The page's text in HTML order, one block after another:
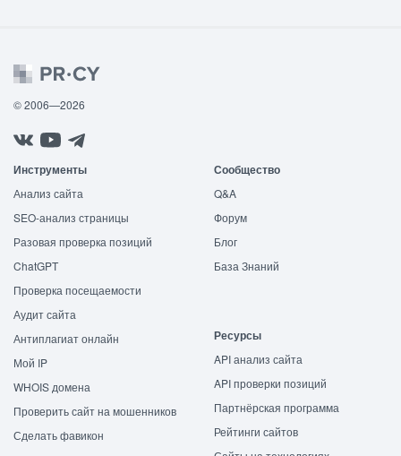
© 2006—2026
Инструменты
Анализ сайта
SEO-анализ страницы
Разовая проверка позиций
ChatGPT
Проверка посещаемости
Аудит сайта
Антиплагиат онлайн
Мой IP
WHOIS домена
Проверить сайт на мошенников
Сделать фавикон
Сообщество
Q&A
Форум
Блог
База Знаний
Ресурсы
API анализ сайта
API проверки позиций
Партнёрская программа
Рейтинги сайтов